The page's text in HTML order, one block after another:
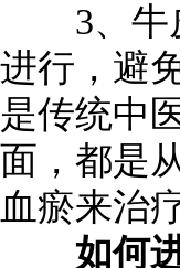
3、牛皮
进行，避
是传统中
面，都是
血瘀来治
如何